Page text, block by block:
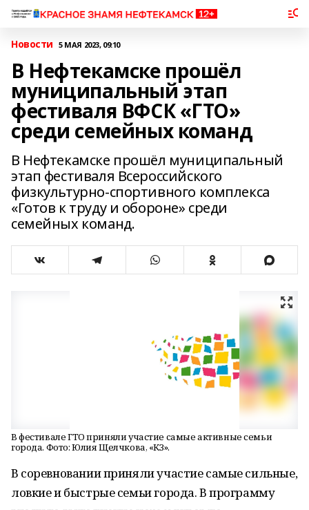
Новости 5 МАЯ 2023, 09:10
В Нефтекамске прошёл
муниципальный этап
фестиваля ВФСК «ГТО»
среди семейных команд
В Нефтекамске прошёл муниципальный
этап фестиваля Всероссийского
физкультурно-спортивного комплекса
«Готов к труду и обороне» среди
семейных команд.
В фестивале ГТО приняли участие самые активные семьи
города. Фото: Юлия Щелчкова, «КЗ».
В соревновании приняли участие самые сильные,
ловкие и быстрые семьи города. В программу